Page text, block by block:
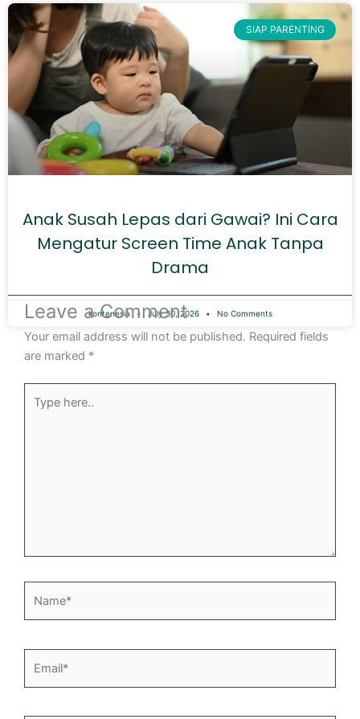
SIAP PARENTING
Anak Susah Lepas dari Gawai? Ini Cara
Mengatur Screen Time Anak Tanpa
Drama
kontenesia July 30, 2026 No Comments
Leave a Comment
Your email address will not be published. Required fields
are marked *
here..